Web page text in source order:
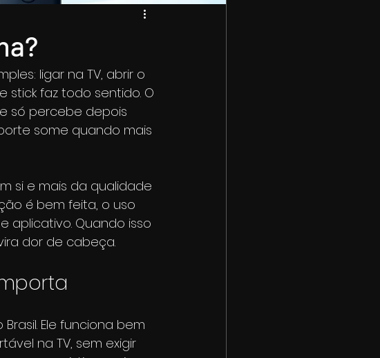
ligar na TV, abrir o
stick faz todo sentido. O
só percebe depois
some quando mais
si e mais da qualidade
é bem feita, o uso
aplicativo. Quando isso
dor de cabeça.
Ele funciona bem
na TV, sem exigir